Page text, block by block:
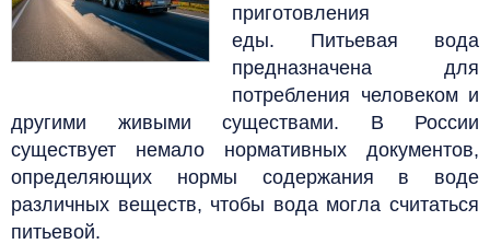
приготовления
еды. Питьевая вода
предназначена для
потребления человеком и
другими живыми существами. В России
существует немало нормативных документов,
определяющих нормы содержания в воде
различных веществ, чтобы вода могла считаться
питьевой.